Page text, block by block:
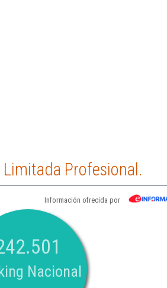
Profesional.
Información ofrecida por
Nacional